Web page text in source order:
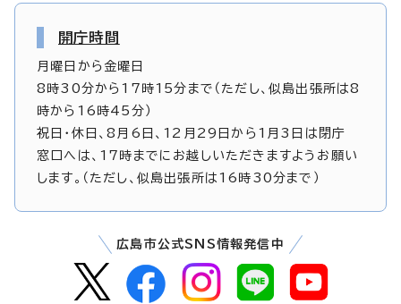
開庁時間
月曜日から金曜日
8時30分から17時15分まで（ただし、似島出張所は8
時から16時45分）
祝日・休日、8月6日、12月29日から1月3日は閉庁
窓口へは、17時までにお越しいただきますようお願い
します。（ただし、似島出張所は16時30分まで）
広島市公式SNS情報発信中